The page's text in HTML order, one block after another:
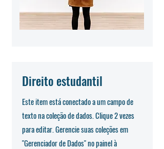
Direito estudantil
Este item está conectado a um campo de
texto na coleção de dados. Clique 2 vezes
para editar. Gerencie suas coleções em
"Gerenciador de Dados" no painel à